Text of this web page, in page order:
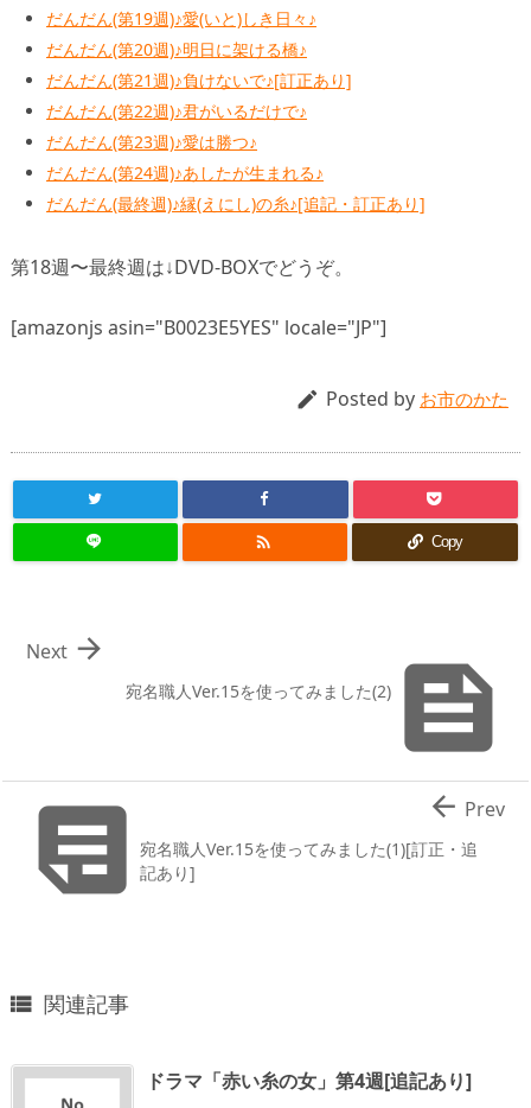
だんだん(第19週)♪愛(いと)しき日々♪
だんだん(第20週)♪明日に架ける橋♪
だんだん(第21週)♪負けないで♪[訂正あり]
だんだん(第22週)♪君がいるだけで♪
だんだん(第23週)♪愛は勝つ♪
だんだん(第24週)♪あしたが生まれる♪
だんだん(最終週)♪縁(えにし)の糸♪[追記・訂正あり]
第18週〜最終週は↓DVD-BOXでどうぞ。
[amazonjs asin="B0023E5YES" locale="JP"]
 Posted by お市のかた
 Copy

宛名職人Ver.15を使ってみました(2)

Next
宛名職人Ver.15を使ってみました(1)[訂正・追
記あり]
 Prev
 関連記事
ドラマ「赤い糸の女」第4週[追記あり]